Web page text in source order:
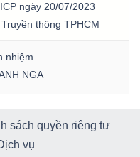
ngày 20/07/2023
thông TPHCM
nhiệm
NGA
sách quyền riêng tư
vụ